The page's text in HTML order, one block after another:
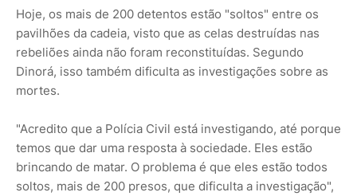
Hoje, os mais de 200 detentos estão "soltos" entre os
pavilhões da cadeia, visto que as celas destruídas nas
rebeliões ainda não foram reconstituídas. Segundo
Dinorá, isso também dificulta as investigações sobre as
mortes.
"Acredito que a Polícia Civil está investigando, até porque
temos que dar uma resposta à sociedade. Eles estão
brincando de matar. O problema é que eles estão todos
soltos, mais de 200 presos, que dificulta a investigação",